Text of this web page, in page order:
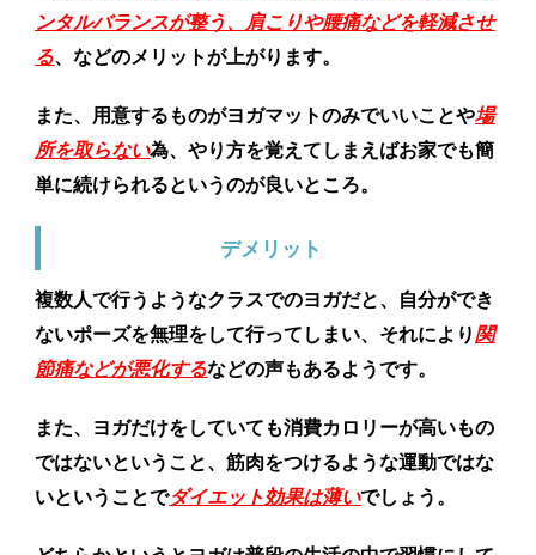
ンタルバランスが整う、肩こりや腰痛などを軽減させ
る、などのメリットが上がります。
また、用意するものがヨガマットのみでいいことや場
所を取らない為、やり方を覚えてしまえばお家でも簡
単に続けられるというのが良いところ。
デメリット
複数人で行うようなクラスでのヨガだと、自分ができ
ないポーズを無理をして行ってしまい、それにより関
節痛などが悪化するなどの声もあるようです。
また、ヨガだけをしていても消費カロリーが高いもの
ではないということ、筋肉をつけるような運動ではな
いということでダイエット効果は薄いでしょう。